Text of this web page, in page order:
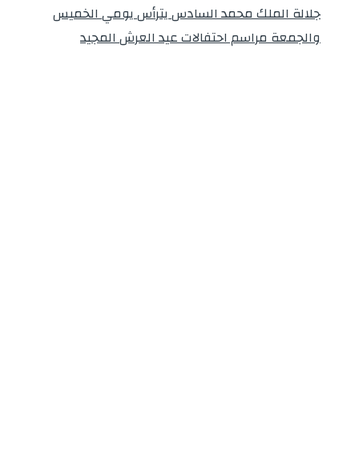
جلالة الملك محمد السادس يترأس يومي الخميس
والجمعة مراسم احتفالات عيد العرش المجيد